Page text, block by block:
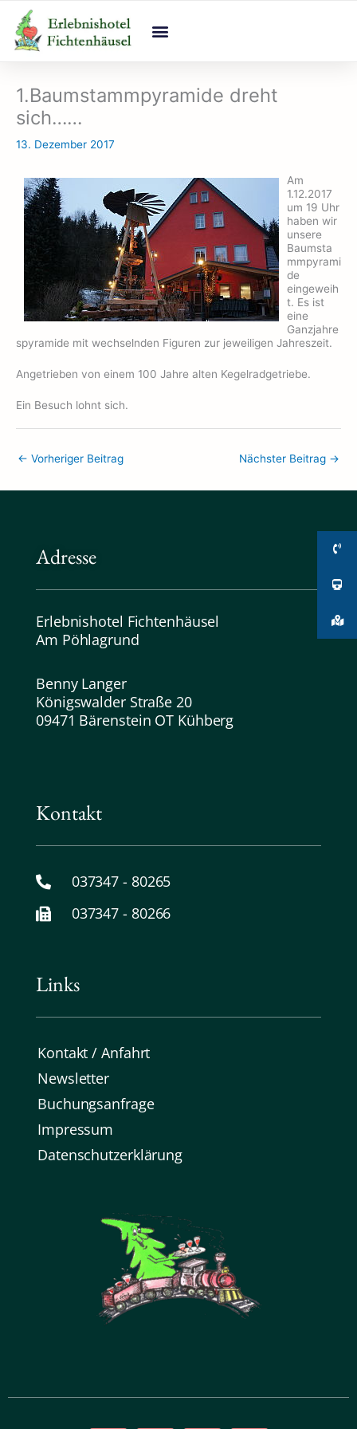
Inhalt
springen
1.Baumstammpyramide dreht
sich……
13. Dezember 2017
Am
1.12.2017
um 19 Uhr
haben wir
unsere
Baumsta
mmpyrami
de
eingeweih
t. Es ist
eine
Ganzjahre
spyramide mit wechselnden Figuren zur jeweiligen Jahreszeit.
Angetrieben von einem 100 Jahre alten Kegelradgetriebe.
Ein Besuch lohnt sich.
← Vorheriger Beitrag Nächster Beitrag →
Adresse
Erlebnishotel Fichtenhäusel
Am Pöhlagrund
Benny Langer
Königswalder Straße 20
09471 Bärenstein OT Kühberg
Kontakt
037347 - 80265
037347 - 80266
Links
Kontakt / Anfahrt
Newsletter
Buchungsanfrage
Impressum
Datenschutz­erklärung